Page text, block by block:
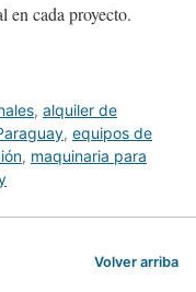
en cada proyecto.
, alquiler de
, equipos de
, maquinaria para
Volver arriba